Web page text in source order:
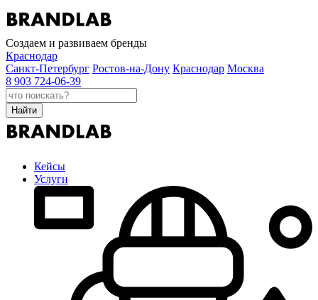
Создаем и развиваем бренды
Краснодар
Санкт-Петербург Ростов-на-Дону Краснодар Москва
8 903 724-06-39
Найти
Кейсы
Услуги